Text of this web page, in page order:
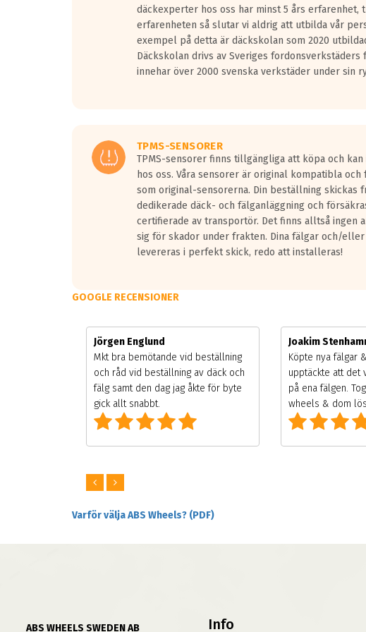
däckexperter hos oss har minst 5 års erfarenhet,
erfarenheten så slutar vi aldrig att utbilda vår
exempel på detta är däckskolan som 2020
Däckskolan drivs av Sveriges fordonsverkstäders
innehar över 2000 svenska verkstäder under sin
TPMS-SENSORER
TPMS-sensorer finns tillgängliga att köpa och
hos oss. Våra sensorer är original kompatibla
som original-sensorerna. Din beställning skickas
dedikerade däck- och fälganläggning och
certifierade av transportör. Det finns alltså ingen
sig för skador under frakten. Dina fälgar och/
levereras i perfekt skick, redo att installeras!
GOOGLE RECENSIONER
Jörgen Englund
Mkt bra bemötande vid beställning
och råd vid beställning av däck och
fälg samt den dag jag åkte för byte
gick allt snabbt.
Joakim
Köpte nya fälgar
upptäckte att det
på ena fälgen.
wheels & dom
Varför välja ABS Wheels? (PDF)
ABS WHEELS SWEDEN AB Info